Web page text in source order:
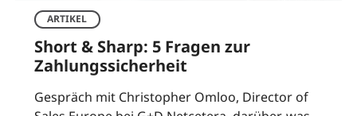
ARTIKEL
Short & Sharp: 5 Fragen zur
Zahlungssicherheit
Gespräch mit Christopher Omloo, Director of